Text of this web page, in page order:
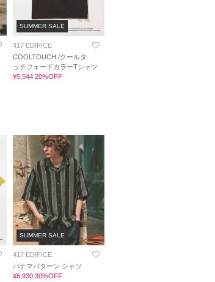
SUMMER SALE
417 EDIFICE
COOLTOUCH /クールタ
ッチフェードカラーTシャツ
¥5,544 20%OFF
SUMMER SALE
417 EDIFICE
パナマパターン シャツ
¥6,930 30%OFF